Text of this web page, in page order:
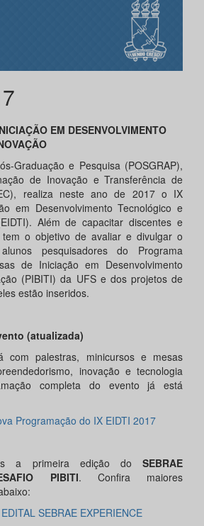
EM DESENVOLVIMENTO
Graduação e Pesquisa (POSGRAP),
de Inovação e Transferência de
realiza neste ano de 2017 o IX
em Desenvolvimento Tecnológico e
Além de capacitar discentes e
o objetivo de avaliar e divulgar o
pesquisadores do Programa
de Iniciação em Desenvolvimento
(PIBITI) da UFS e dos projetos de
estão inseridos.
(atualizada)
com palestras, minicursos e mesas
inovação e tecnologia
completa do evento já está
Programação do IX EIDTI 2017
a primeira edição do SEBRAE
PIBITI. Confira maiores
SEBRAE EXPERIENCE